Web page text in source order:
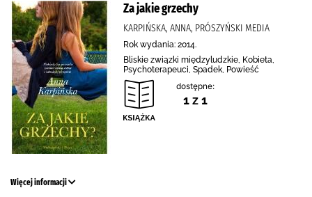
Za jakie grzechy
KARPIŃSKA, ANNA, PRÓSZYŃSKI MEDIA
Rok wydania: 2014.
Bliskie związki międzyludzkie, Kobieta,
Psychoterapeuci, Spadek, Powieść
dostępne:
1 z 1
Więcej informacji